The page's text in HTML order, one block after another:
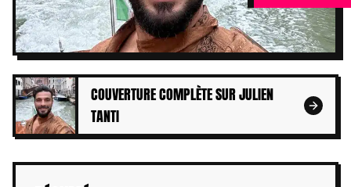
COUVERTURE COMPLÈTE SUR JULIEN
TANTI